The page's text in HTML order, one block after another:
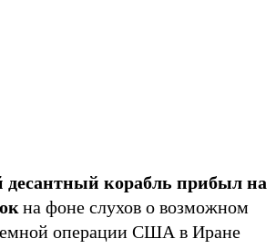
корабль прибыл на
на фоне слухов о возможном
операции США в Иране